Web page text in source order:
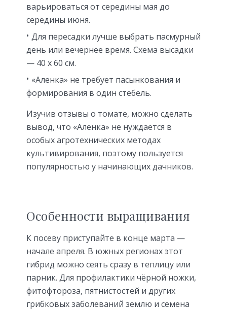
варьироваться от середины мая до
середины июня.
Для пересадки лучше выбрать пасмурный
день или вечернее время. Схема высадки
— 40 х 60 см.
«Аленка» не требует пасынкования и
формирования в один стебель.
Изучив отзывы о томате, можно сделать
вывод, что «Аленка» не нуждается в
особых агротехнических методах
культивирования, поэтому пользуется
популярностью у начинающих дачников.
Особенности выращивания
К посеву приступайте в конце марта —
начале апреля. В южных регионах этот
гибрид можно сеять сразу в теплицу или
парник. Для профилактики чёрной ножки,
фитофтороза, пятнистостей и других
грибковых заболеваний землю и семена